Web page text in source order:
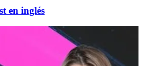
en inglés